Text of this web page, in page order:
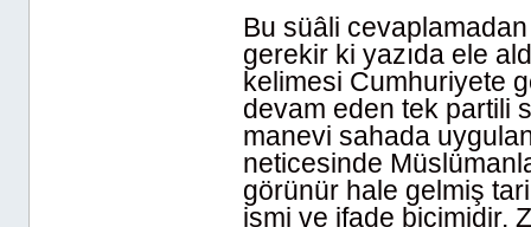
Bu süâli
gerekir ki yazıda ele
kelimesi Cumhuriyete
devam eden tek partili
manevi sahada
neticesinde
görünür hale gelmiş
ismi ve ifade biçimidir.